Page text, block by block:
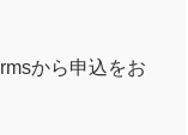
から申込をお